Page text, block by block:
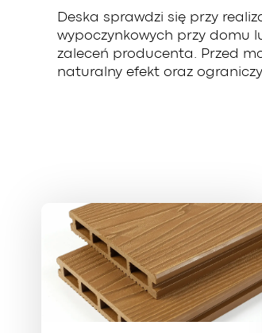
Deska sprawdzi się przy
wypoczynkowych przy domu
zaleceń producenta. Przed
naturalny efekt oraz